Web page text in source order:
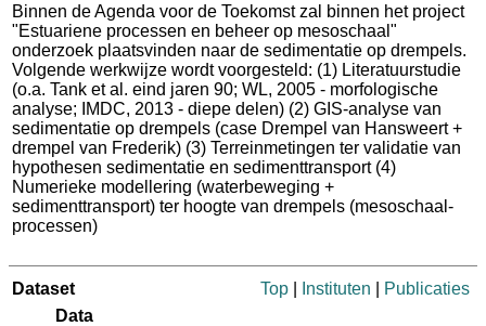
Binnen de Agenda voor de Toekomst zal binnen het project
"Estuariene processen en beheer op mesoschaal"
onderzoek plaatsvinden naar de sedimentatie op drempels.
Volgende werkwijze wordt voorgesteld: (1) Literatuurstudie
(o.a. Tank et al. eind jaren 90; WL, 2005 - morfologische
analyse; IMDC, 2013 - diepe delen) (2) GIS-analyse van
sedimentatie op drempels (case Drempel van Hansweert +
drempel van Frederik) (3) Terreinmetingen ter validatie van
hypothesen sedimentatie en sedimenttransport (4)
Numerieke modellering (waterbeweging +
sedimenttransport) ter hoogte van drempels (mesoschaal-
processen)
Dataset Top Instituten
Publicaties
Data